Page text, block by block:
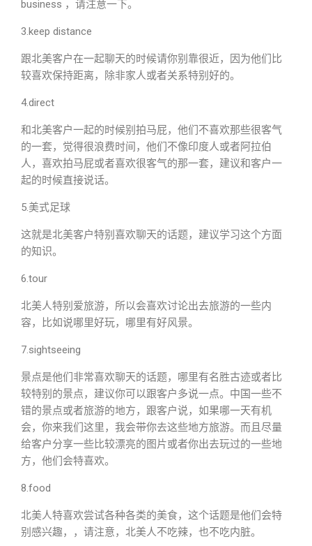
business ，请注意一下。
3.keep distance
跟北美客户在一起聊天的时候请你别靠很近，因为他们比
较喜欢保持距离，除非家人或者关系特别好的。
4.direct
和北美客户一起的时候别拍马屁，他们不喜欢那些很客气
的一套，觉得很浪费时间，他们不像印度人或者阿拉伯
人，喜欢拍马屁或者喜欢很客气的那一套，建议和客户一
起的时候直接说话。
5.美式足球
这就是北美客户特别喜欢聊天的话题，建议学习这个方面
的知识。
6.tour
北美人特别爱旅游，所以会喜欢讨论出去旅游的一些内
容，比如说哪里好玩，哪里有好风景。
7.sightseeing
景点是他们非常喜欢聊天的话题，哪里有名胜古迹或者比
较特别的景点，建议你可以跟客户多说一点。中国一些不
错的景点或者旅游的地方，跟客户说，如果哪一天有机
会，你来我们这里，我会带你去这些地方旅游。而且尽量
给客户分享一些比较漂亮的图片或者你出去玩过的一些地
方，他们会特喜欢。
8.food
北美人特喜欢尝试各种各类的美食，这个话题是他们会特
别感兴趣，，请注意，北美人不吃辣，也不吃内脏。